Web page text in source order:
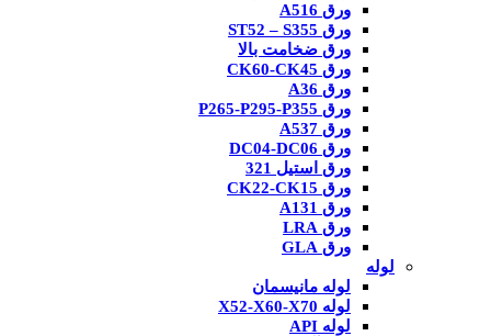
ورق A516
ورق ST52 – S355
ورق ضخامت بالا
ورق CK60-CK45
ورق A36
ورق P265-P295-P355
ورق A537
ورق DC04-DC06
ورق استیل 321
ورق CK22-CK15
ورق A131
ورق LRA
ورق GLA
لوله
لوله مانیسمان
لوله X52-X60-X70
لوله API